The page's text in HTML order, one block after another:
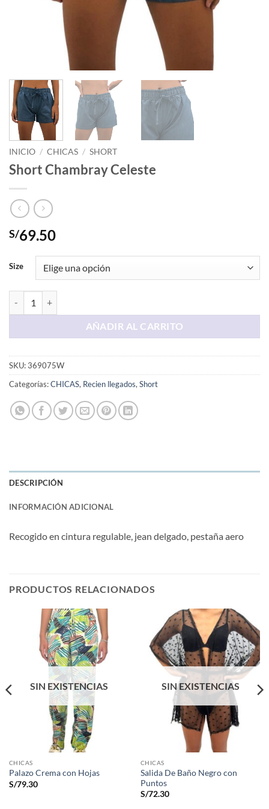
INICIO / CHICAS / SHORT
Short Chambray Celeste
S/69.50
Size
AÑADIR AL CARRITO
SKU:369075W
Categorías:CHICAS, Recien llegados, Short
DESCRIPCIÓN
INFORMACIÓN ADICIONAL
Recogido en cintura regulable, jean delgado, pestaña aero
PRODUCTOS RELACIONADOS
SIN EXISTENCIAS
CHICAS
Palazo Crema con Hojas
S/79.30
SIN EXISTENCIAS
CHICAS
Salida De Baño Negro con
Puntos
S/72.30